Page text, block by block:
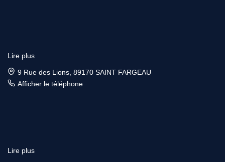
Lire plus
9 Rue des Lions, 89170 SAINT FARGEAU
Afficher le téléphone
Lire plus